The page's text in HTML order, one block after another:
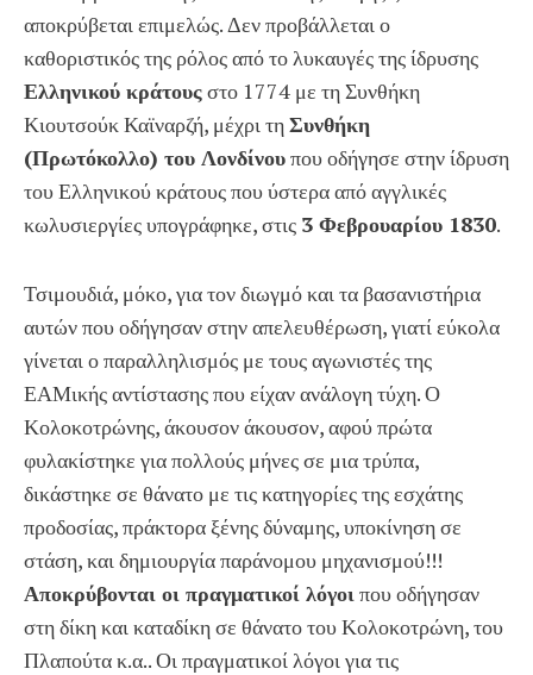
αποκρύβεται επιμελώς. Δεν προβάλλεται ο
καθοριστικός της ρόλος από το λυκαυγές της ίδρυσης
Ελληνικού κράτουςστο 1774 με τη Συνθήκη
Κιουτσούκ Καϊναρζή, μέχρι τη Συνθήκη
(Πρωτόκολλο) του Λονδίνουπου οδήγησε στην ίδρυση
του Ελληνικού κράτους που ύστερα από αγγλικές
κωλυσιεργίες υπογράφηκε, στις 3 Φεβρουαρίου 1830.
Τσιμουδιά, μόκο, για τον διωγμό και τα βασανιστήρια
αυτών που οδήγησαν στην απελευθέρωση, γιατί εύκολα
γίνεται ο παραλληλισμός με τους αγωνιστές της
ΕΑΜικής αντίστασης που είχαν ανάλογη τύχη. Ο
Κολοκοτρώνης, άκουσον άκουσον, αφού πρώτα
φυλακίστηκε για πολλούς μήνες σε μια τρύπα,
δικάστηκε σε θάνατο με τις κατηγορίες της εσχάτης
προδοσίας, πράκτορα ξένης δύναμης, υποκίνηση σε
στάση, και δημιουργία παράνομου μηχανισμού!!!
Αποκρύβονται οι πραγματικοί λόγοιπου οδήγησαν
στη δίκη και καταδίκη σε θάνατο του Κολοκοτρώνη, του
Πλαπούτα κ.α.. Οι πραγματικοί λόγοι για τις